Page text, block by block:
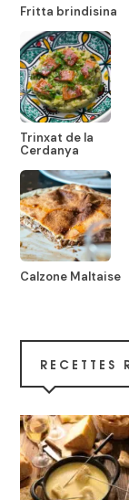
Fritta brindisina
Trinxat de la
Cerdanya
Calzone Maltaise
RECETTES